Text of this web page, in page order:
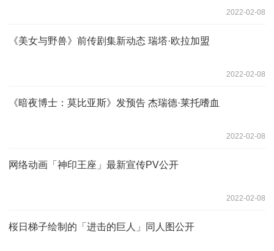
2022-02-08
《美女与野兽》前传剧集新动态 瑞塔·欧拉加盟
2022-02-08
《暗夜博士：莫比亚斯》发预告 杰瑞德·莱托嗜血
2022-02-08
网络动画「神印王座」最新宣传PV公开
2022-02-08
桜日梯子绘制的「进击的巨人」同人图公开